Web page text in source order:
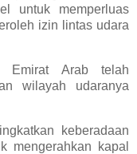
untuk memperluas
izin lintas udara
Emirat Arab telah
wilayah udaranya
keberadaan
mengerahkan kapal